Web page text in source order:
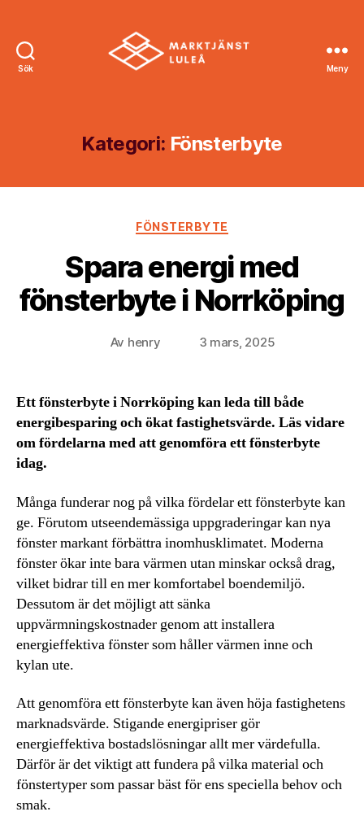
Sök Meny
Kategori: Fönsterbyte
Kategorier
FÖNSTERBYTE
Spara energi med
fönsterbyte i Norrköping
Inläggsförfattare
Av henry Inläggsdatum
3 mars, 2025
Ett fönsterbyte i Norrköping kan leda till både
energibesparing och ökat fastighetsvärde. Läs vidare
om fördelarna med att genomföra ett fönsterbyte
idag.
Många funderar nog på vilka fördelar ett fönsterbyte kan
ge. Förutom utseendemässiga uppgraderingar kan nya
fönster markant förbättra inomhusklimatet. Moderna
fönster ökar inte bara värmen utan minskar också drag,
vilket bidrar till en mer komfortabel boendemiljö.
Dessutom är det möjligt att sänka
uppvärmningskostnader genom att installera
energieffektiva fönster som håller värmen inne och
kylan ute.
Att genomföra ett fönsterbyte kan även höja fastighetens
marknadsvärde. Stigande energipriser gör
energieffektiva bostadslösningar allt mer värdefulla.
Därför är det viktigt att fundera på vilka material och
fönstertyper som passar bäst för ens speciella behov och
smak.